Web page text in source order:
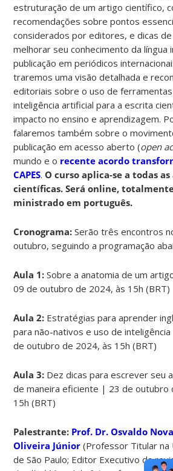
estruturação de um artigo científico,
recomendações sobre pontos
considerados por editores, e dicas
melhorar seu conhecimento da língua
publicação em periódicos
traremos uma visão detalhada e
editoriais sobre o uso de
inteligência artificial para a escrita
impacto no ensino e aprendizagem.
falaremos também sobre o
publicação em acesso aberto (open
mundo e o recente acordo
CAPES. O curso aplica-se a todas as
científicas. Será online,
ministrado em português.
Cronograma: Serão três encontros
outubro, seguindo a programação
Aula 1: Sobre a anatomia de um
09 de outubro de 2024, às 15h (BRT)
Aula 2: Estratégias para aprender
para não-nativos e uso de
de outubro de 2024, às 15h (BRT)
Aula 3: Dez dicas para escrever seu
de maneira eficiente | 23 de outubro
15h (BRT)
Palestrante: Prof. Dr. Osvaldo
Oliveira Júnior (Professor Titular na
de São Paulo; Editor Executivo da